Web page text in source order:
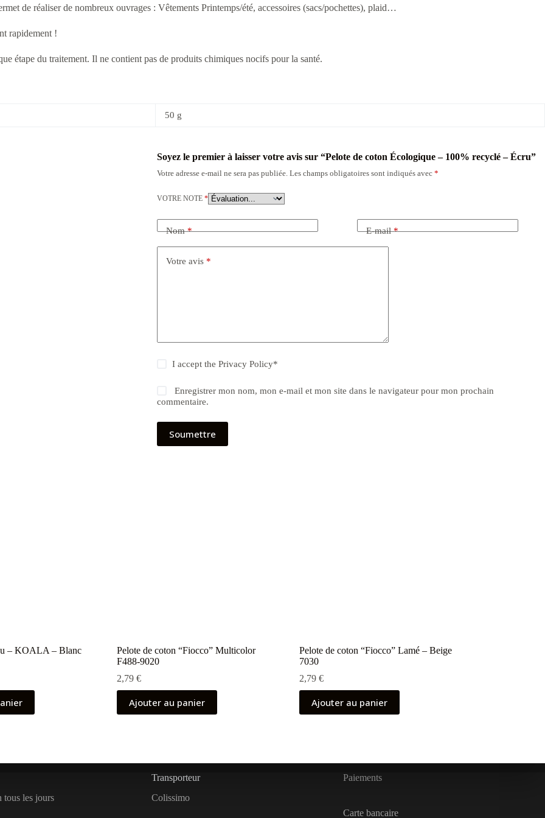
de réaliser de nombreux ouvrages : Vêtements Printemps/été, accessoires (sacs/pochettes), plaid…
rapidement !
étape du traitement. Il ne contient pas de produits chimiques nocifs pour la santé.
50 g
Soyez le premier à laisser votre avis sur “Pelote de coton Écologique – 100% recyclé – Écru”
Votre adresse e-mail ne sera pas publiée. Les champs obligatoires sont indiqués avec *
VOTRE NOTE *
Nom* E-mail*
Votre avis *
I accept the Privacy Policy*
Enregistrer mon nom, mon e-mail et mon site dans le navigateur pour mon prochain
commentaire.
Soumettre
– KOALA – Blanc
Pelote de coton “Fiocco” Multicolor
F488-9020
2,79 €
Ajouter au panier
Pelote de coton “Fiocco” Lamé – Beige
7030
2,79 €
Ajouter au panier
tous les jours
Transporteur
Colissimo
Paiements
Carte bancaire